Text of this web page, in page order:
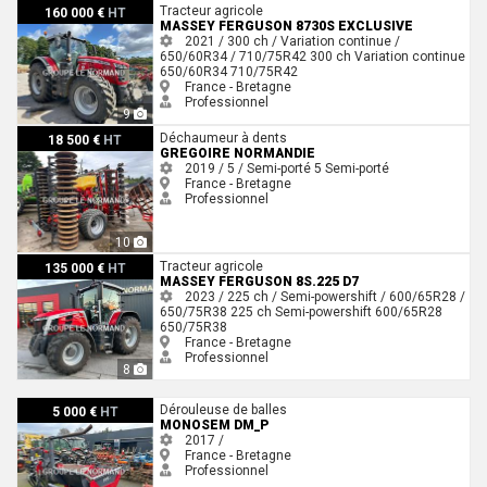
160 000 € HT
9
Massey Ferguson 8730S EXCLUSIVE
Tracteur agricole
MASSEY FERGUSON 8730S EXCLUSIVE
2021 / 300 ch / Variation continue /
650/60R34 / 710/75R42 300 ch Variation continue
650/60R34710/75R42
France - Bretagne
Professionnel
18 500 € HT
10
Gregoire Normandie
Déchaumeur à dents
GREGOIRE NORMANDIE
2019 / 5 / Semi-porté 5 Semi-porté
France - Bretagne
Professionnel
135 000 € HT
8
Massey Ferguson 8S.225 D7Tracteur agricole
MASSEY FERGUSON 8S.225 D7
2023 / 225 ch / Semi-powershift / 600/65R28 /
650/75R38 225 ch Semi-powershift 600/65R28
650/75R38
France - Bretagne
Professionnel
5 000 € HT
Monosem DM_P
Dérouleuse de balles
MONOSEM DM_P
2017 /
France - Bretagne
Professionnel